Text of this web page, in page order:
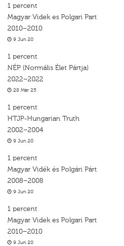
1 percent
Magyar Videk es Polgari Part
2010–2010
9 Jun 20
1 percent
NÉP (Normális Élet Pártja)
2022–2022
28 Mar 25
1 percent
HTJP-Hungarian Truth
2002–2004
9 Jun 20
1 percent
Magyar Vidék és Polgári Párt
2008–2008
9 Jun 20
1 percent
Magyar Videk es Polgari Part
2010–2010
9 Jun 20